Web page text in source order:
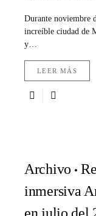
Durante noviembre
increíble ciudad de
y…
LEER MÁS
Archivo
inmersiva